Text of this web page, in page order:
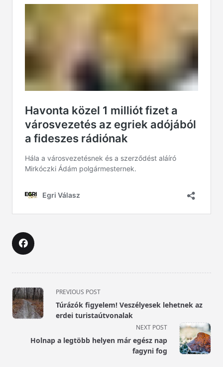
<span
class="nav-
subtitle
reader-
PREVIOUS POST
Túrázók figyelem! Veszélyesek lehetnek az
erdei turistaútvonalak
NEXT POST
Holnap a legtöbb helyen már egész nap
fagyni fog